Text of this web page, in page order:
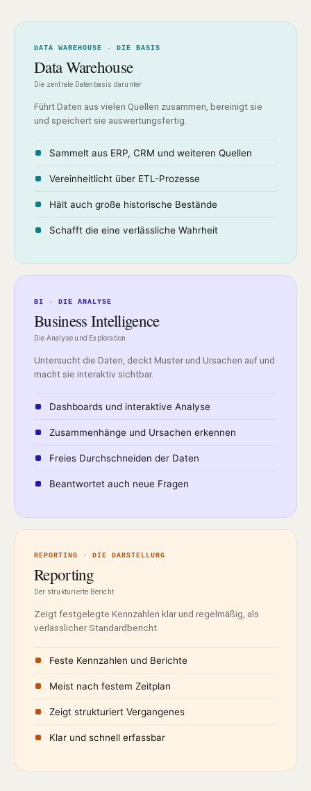
DATA WAREHOUSE · DIE BASIS
Data Warehouse
Die zentrale Datenbasis darunter
Führt Daten aus vielen Quellen zusammen, bereinigt sie
und speichert sie auswertungsfertig.
Sammelt aus ERP, CRM und weiteren Quellen
Vereinheitlicht über ETL-Prozesse
Hält auch große historische Bestände
Schafft die eine verlässliche Wahrheit
BI · DIE ANALYSE
Business Intelligence
Die Analyse und Exploration
Untersucht die Daten, deckt Muster und Ursachen auf und
macht sie interaktiv sichtbar.
Dashboards und interaktive Analyse
Zusammenhänge und Ursachen erkennen
Freies Durchschneiden der Daten
Beantwortet auch neue Fragen
REPORTING · DIE DARSTELLUNG
Reporting
Der strukturierte Bericht
Zeigt festgelegte Kennzahlen klar und regelmäßig, als
verlässlicher Standardbericht.
Feste Kennzahlen und Berichte
Meist nach festem Zeitplan
Zeigt strukturiert Vergangenes
Klar und schnell erfassbar